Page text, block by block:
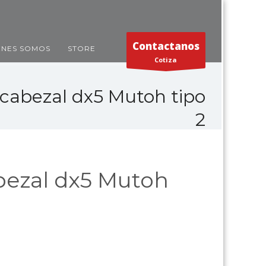
SOMOS STORE Contactanos
Cotiza
dx5 Mutoh tipo
2
dx5 Mutoh